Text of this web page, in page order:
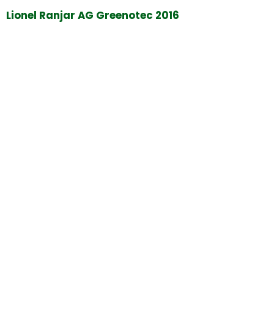
Lionel Ranjar AG Greenotec 2016